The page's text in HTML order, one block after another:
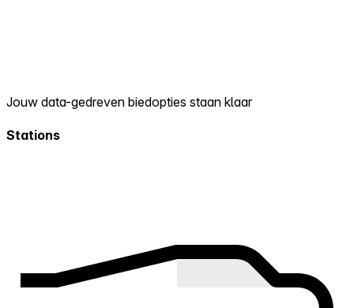
Jouw data-gedreven biedopties staan klaar
Stations